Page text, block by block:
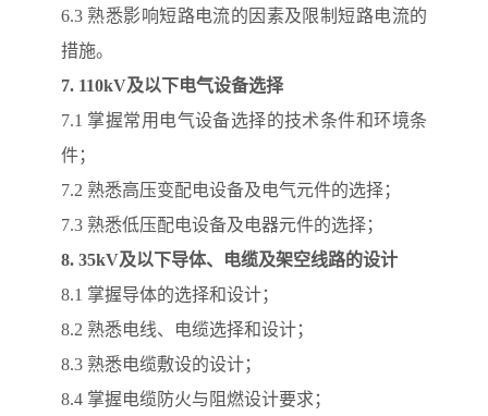
6.3 熟悉影响短路电流的因素及限制短路电流的
措施。
7. 110kV及以下电气设备选择
7.1 掌握常用电气设备选择的技术条件和环境条
件；
7.2 熟悉高压变配电设备及电气元件的选择；
7.3 熟悉低压配电设备及电器元件的选择；
8. 35kV及以下导体、电缆及架空线路的设计
8.1 掌握导体的选择和设计；
8.2 熟悉电线、电缆选择和设计；
8.3 熟悉电缆敷设的设计；
8.4 掌握电缆防火与阻燃设计要求；